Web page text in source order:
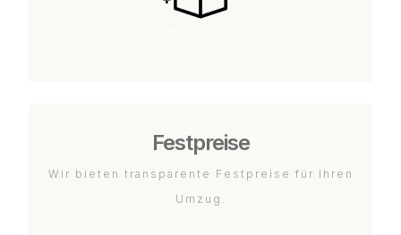
Festpreise
Wir bieten transparente Festpreise für Ihren
Umzug.